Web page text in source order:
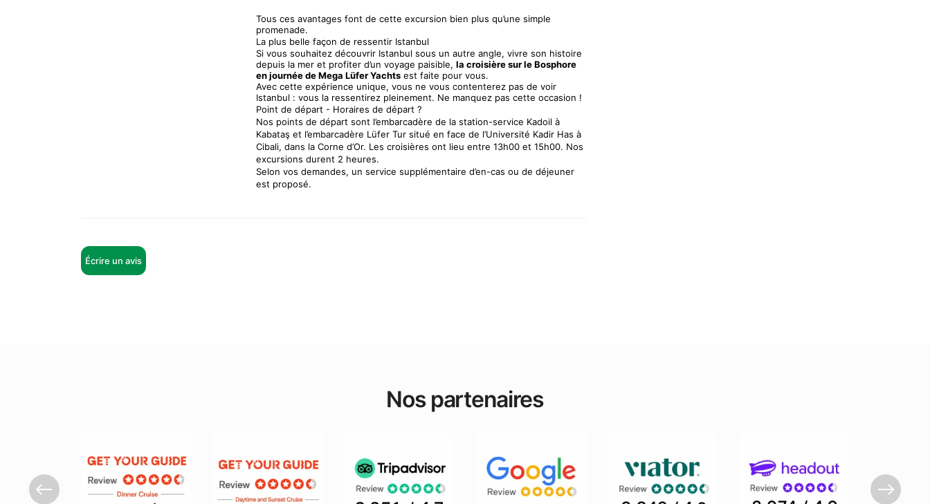
Tous ces avantages font de cette excursion bien plus qu’une simple
promenade.
La plus belle façon de ressentir Istanbul
Si vous souhaitez découvrir Istanbul sous un autre angle, vivre son histoire
depuis la mer et profiter d’un voyage paisible, la croisière sur le Bosphore
en journée de Mega Lüfer Yachts est faite pour vous.
Avec cette expérience unique, vous ne vous contenterez pas de voir
Istanbul : vous la ressentirez pleinement. Ne manquez pas cette occasion !
Point de départ - Horaires de départ ?
Nos points de départ sont l’embarcadère de la station-service Kadoil à
Kabataş et l’embarcadère Lüfer Tur situé en face de l’Université Kadir Has à
Cibali, dans la Corne d’Or. Les croisières ont lieu entre 13h00 et 15h00. Nos
excursions durent 2 heures.
Selon vos demandes, un service supplémentaire d’en-cas ou de déjeuner
est proposé.
Écrire un avis
Nos partenaires